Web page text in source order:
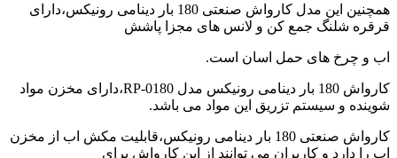
همچنین این مدل کارواش صنعتی 180 بار دینامی رونیکس،دارای
قرقره شلنگ جمع کن و لانس های مجزا پاشش
اب و چرخ های حمل اسان است.
کارواش 180 بار دینامی رونیکس مدل RP-0180،دارای مخزن مواد
شوینده و سیستم تزریق این مواد می باشد.
کارواش صنعتی 180 بار دینامی رونیکس،قابلیت مکش اب از مخزن
اب را دارد و کاربران می توانند از این کارواش برای